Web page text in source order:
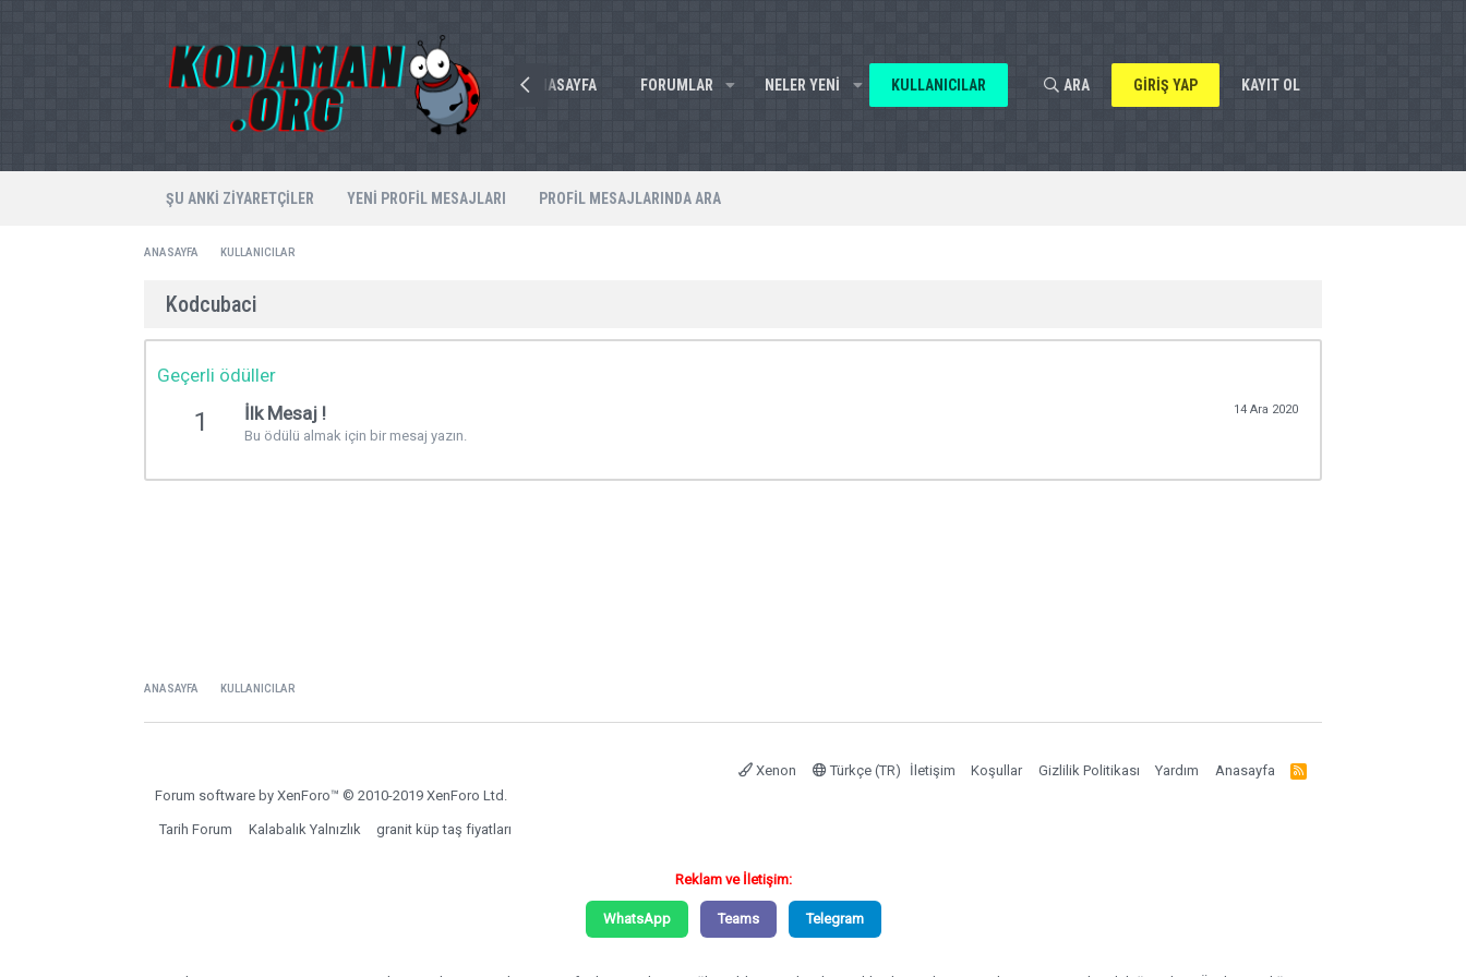
ANASAYFA FORUMLAR NELER YENI KULLANICILAR GIRIŞ YAP KAYIT OL
ARA
ŞU ANKI ZIYARETÇILER YENI PROFIL MESAJLARI PROFIL MESAJLARINDA ARA
ANASAYFA KULLANICILAR
Kodcubaci
Geçerli ödüller
1 14 Ara 2020
İlk Mesaj !
Bu ödülü almak için bir mesaj yazın.
ANASAYFA KULLANICILAR
Xenon Türkçe (TR) İletişim Koşullar Gizlilik Politikası Yardım Anasayfa
R
S
Forum software by XenForo™ © 2010-2019 XenForo Ltd.
Tarih Forum Kalabalık Yalnızlık granit küp taş fiyatları
Reklam ve İletişim:
WhatsApp Teams Telegram